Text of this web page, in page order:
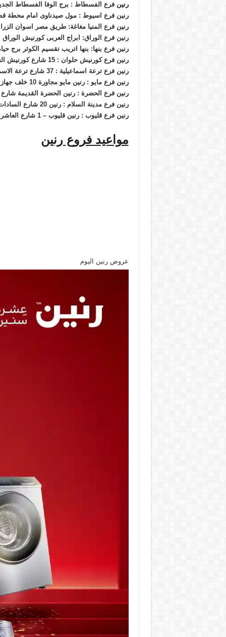
رنين فرع الفسطاط : برج الوفا الفسطاط
رنين فرع اسيوط : مول صيدناوى امام محطة
رنين فرع المنيا مغاغة: طريق مصر اسوان
رنين فرع الوراق: ابراج العربى كورنيش الوراق
رنين فرع بنها: بنها اتريب تقسيم الكوثر برج
رنين فرع كورنيش حلوان : 15 شارع كورنيش النيل -ركن حلوان الجديد
رنين فرع ترعة اسماعيلية : 37 شارع ترعة الاسماعيلية بجوار البنك الاهلى – طريق البلاجات
رنين فرع مايو : رنين مايو مجاورة 10 خلف جهاز مدينة 15 مايو – أعلى اسواق البصيرى
رنين فرع الحضرة : رنين الحضرة القديمة شارع
رنين فرع مدينة السلام : رنين 20 شارع السادات بجوار قسم اول مدينة السلام
رنين فرع قليوب : رنين قليوب – 1 شارع العاشر من رمضان بجوار سنترال قليوب
مواعيد فروع رنين
عروض رنين اليوم